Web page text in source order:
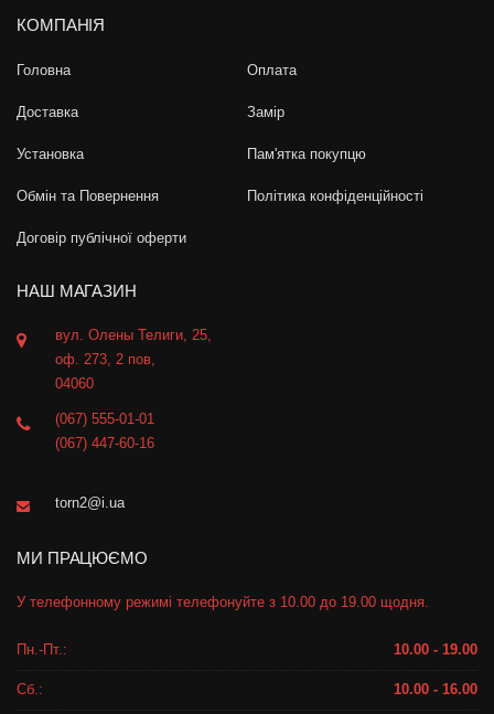
КОМПАНІЯ
Головна Оплата
Доставка Замір
Установка Пам'ятка покупцю
Обмін та Повернення Політика конфіденційності
Договір публічної оферти
НАШ МАГАЗИН
вул. Олены Телиги, 25,
оф. 273, 2 пов,
04060
(067) 555-01-01
(067) 447-60-16
torn2@i.ua
МИ ПРАЦЮЄМО
У телефонному режимі телефонуйте з 10.00 до 19.00 щодня.
Пн.-Пт.: 10.00 - 19.00
Сб.: 10.00 - 16.00